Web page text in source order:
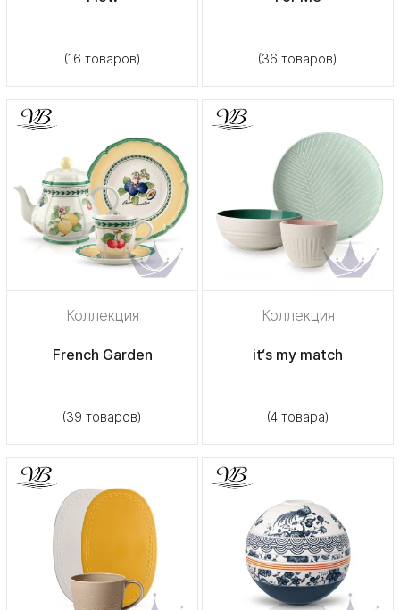
(16 товаров) (36 товаров)
Коллекция
French Garden
(39 товаров)
Коллекция
it‘s my match
(4 товара)